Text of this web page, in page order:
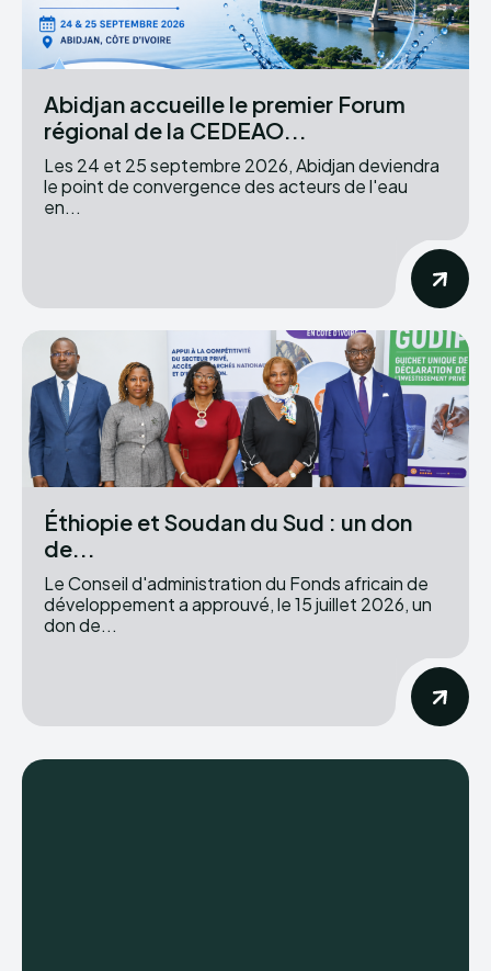
Abidjan accueille le premier Forum
régional de la CEDEAO...
Les 24 et 25 septembre 2026, Abidjan deviendra
le point de convergence des acteurs de l'eau
en...
Éthiopie et Soudan du Sud : un don
de...
Le Conseil d'administration du Fonds africain de
développement a approuvé, le 15 juillet 2026, un
don de...